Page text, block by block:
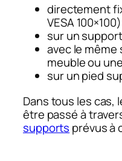
directement
VESA 100×100)
sur un
avec le même
meuble ou
sur un pied
Dans tous les cas,
être passé à
supports prévus à